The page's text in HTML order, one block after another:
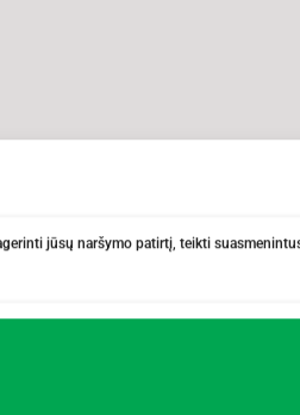
jūsų naršymo patirtį, teikti